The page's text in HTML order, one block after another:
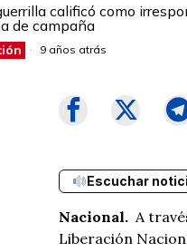
calificó como
de campaña
9 años atrás
Escuchar
Nacional. A
Liberación